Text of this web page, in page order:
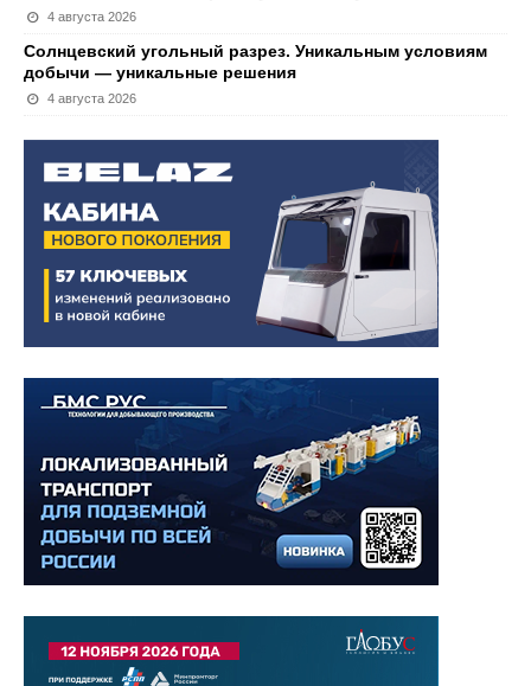
4 августа 2026
Солнцевский угольный разрез. Уникальным условиям
добычи — уникальные решения
4 августа 2026